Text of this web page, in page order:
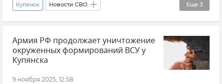
Еще 3
Купянск Новости СВО
Харьковская область
Вооруженные силы России
Министерство обороны РФ
Армия РФ продолжает уничтожение
окруженных формирований ВСУ у
Купянска
9 ноября 2025, 12:58